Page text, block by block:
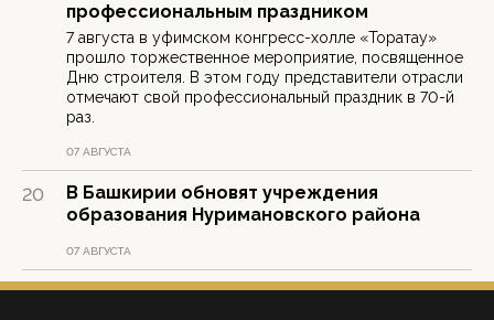
профессиональным праздником
7 августа в уфимском конгресс-холле «Торатау»
прошло торжественное мероприятие, посвященное
Дню строителя. В этом году представители отрасли
отмечают свой профессиональный праздник в 70-й
раз.
07 АВГУСТА
20
В Башкирии обновят учреждения
образования Нуримановского района
07 АВГУСТА